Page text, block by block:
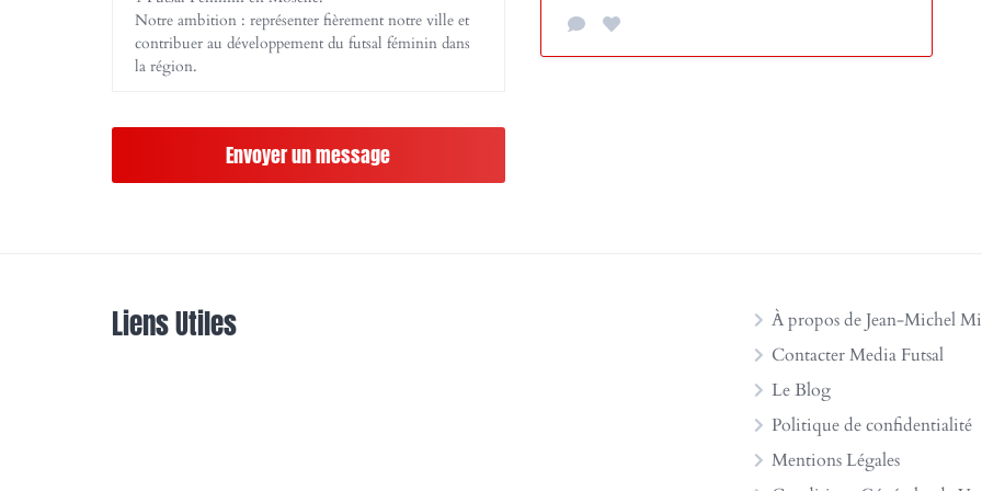
Notre ambition : représenter fièrement notre ville et
contribuer au développement du futsal féminin dans
la région.
Envoyer un message
Liens Utiles
À propos de Jean-Michel
Contacter Media Futsal
Le Blog
Politique de confidentialité
Mentions Légales